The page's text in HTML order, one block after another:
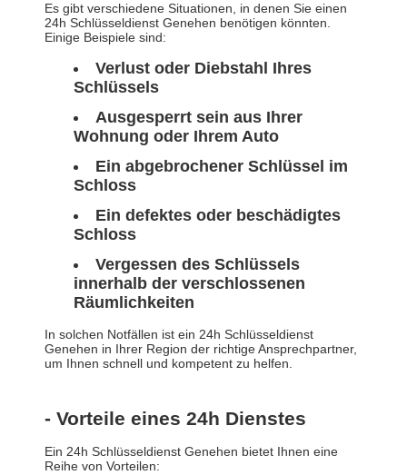
Es gibt verschiedene Situationen, in denen Sie einen
24h Schlüsseldienst Genehen benötigen könnten.
Einige Beispiele sind:
Verlust oder Diebstahl Ihres
Schlüssels
Ausgesperrt sein aus Ihrer
Wohnung oder Ihrem Auto
Ein abgebrochener Schlüssel im
Schloss
Ein defektes oder beschädigtes
Schloss
Vergessen des Schlüssels
innerhalb der verschlossenen
Räumlichkeiten
In solchen Notfällen ist ein 24h Schlüsseldienst
Genehen in Ihrer Region der richtige Ansprechpartner,
um Ihnen schnell und kompetent zu helfen.
- Vorteile eines 24h Dienstes
Ein 24h Schlüsseldienst Genehen bietet Ihnen eine
Reihe von Vorteilen: